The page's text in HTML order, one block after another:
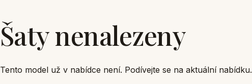
Šaty nenalezeny
Tento model už v nabídce není. Podívejte se na aktuální nabídku.